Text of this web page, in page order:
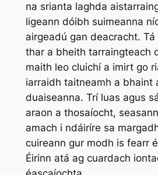
na srianta laghda
ligeann dóibh suimeanna
airgeadú gan deacracht.
thar a bheith tarraingteach
maith leo cluichí a imirt go
iarraidh taitneamh a bhaint
duaiseanna. Trí luas agus
araon a thosaíocht,
amach i ndáiríre sa
cuireann gur modh is fearr
Éirinn atá ag cuardach